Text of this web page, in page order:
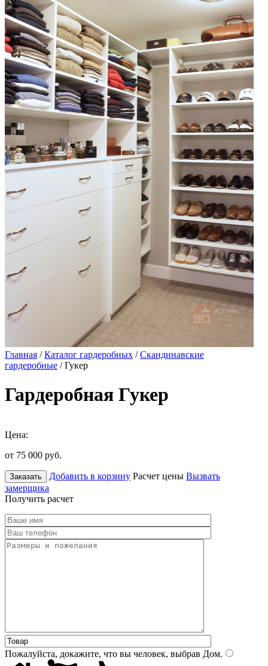
Главная /Каталог гардеробных /Скандинавские
гардеробные / Гукер
Гардеробная Гукер
Цена:
от 75 000 руб.
Заказать Добавить в корзину Расчет цены Вызвать
замерщика
Получить расчет
Пожалуйста, докажите, что вы человек, выбрав Дом.